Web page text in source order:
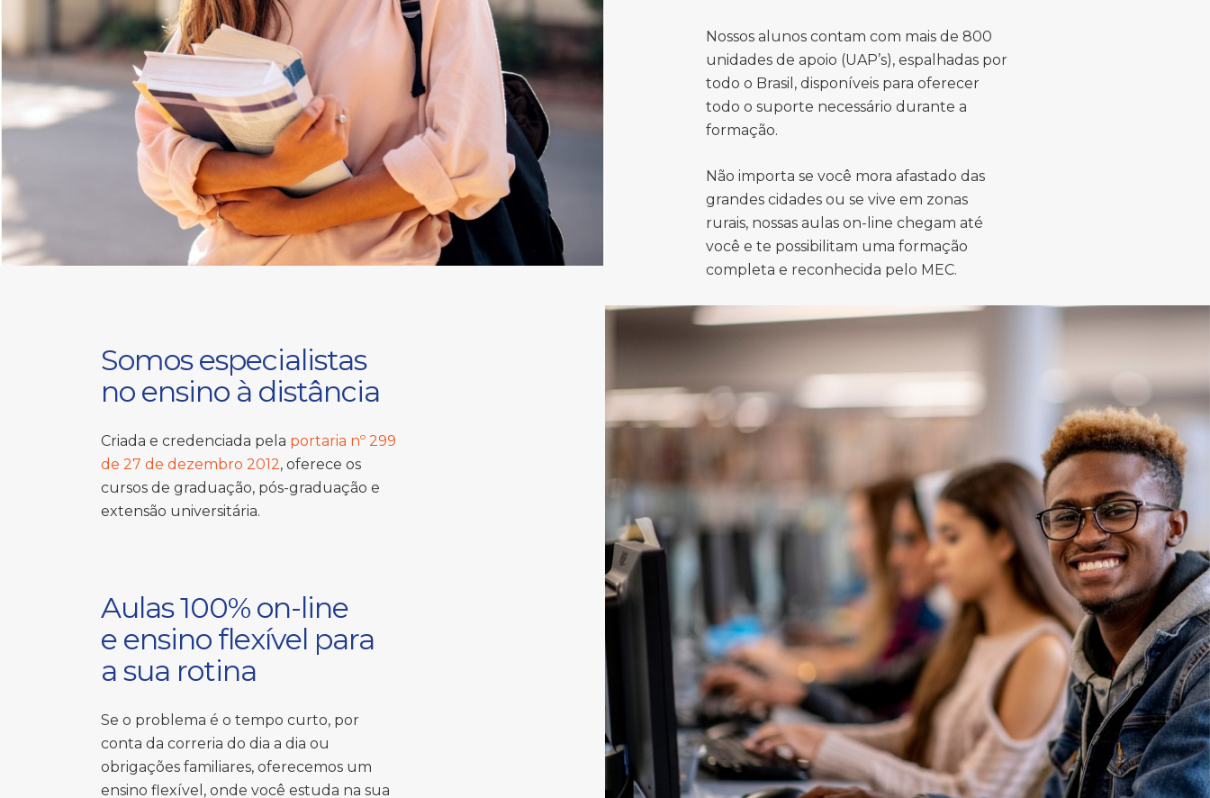
Nossos alunos contam com mais de 800
unidades de apoio (UAP’s), espalhadas por
todo o Brasil, disponíveis para oferecer
todo o suporte necessário durante a
formação.
Não importa se você mora afastado das
grandes cidades ou se vive em zonas
rurais, nossas aulas on-line chegam até
você e te possibilitam uma formação
completa e reconhecida pelo MEC.
Somos especialistas
no ensino à distância
Criada e credenciada pela portaria nº 299
de 27 de dezembro 2012, oferece os
cursos de graduação, pós-graduação e
extensão universitária.
Aulas 100% on-line
e ensino flexível para
a sua rotina
Se o problema é o tempo curto, por
conta da correria do dia a dia ou
obrigações familiares, oferecemos um
ensino flexível, onde você estuda na sua